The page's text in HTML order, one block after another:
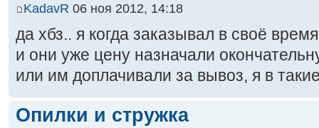
KadavR 06 ноя 2012, 14:18
да хбз.. я когда заказывал в своё
и они уже цену назначали
или им доплачивали за вывоз, я в
Опилки и стружка